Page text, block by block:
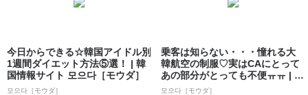
今日からできる☆韓国アイドル別
1週間ダイエット方法⑤選！ | 韓
国情報サイト 모으다［モウダ］
모으다［モウダ］
乗客は知らない・・・憧れる大
韓航空の制服♡実はCAにとって
あの部分がとっても不便ㅠㅠ | 韓
国情報...
모으다［モウダ］